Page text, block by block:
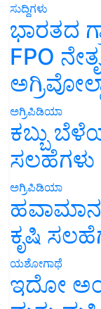
ಸುದ್ದಿಗಳು
ಭಾರತದ
FPO
ಅಗ್ರಿಪಿಡಿಯಾ
ಕಬ್ಬು
ಸಲಹೆಗಳು
ಅಗ್ರಿಪಿಡಿಯಾ
ಹವಾಮಾನ
ಕೃಷಿ
ಯಶೋಗಾಥೆ
ಇದೋ